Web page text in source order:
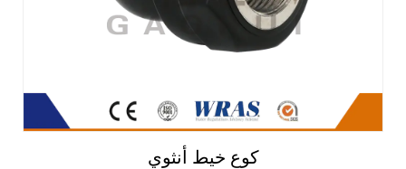
كوع خيط أنثوي